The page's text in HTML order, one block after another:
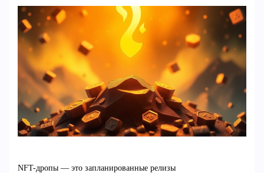
NFT-дропы — это запланированные релизы